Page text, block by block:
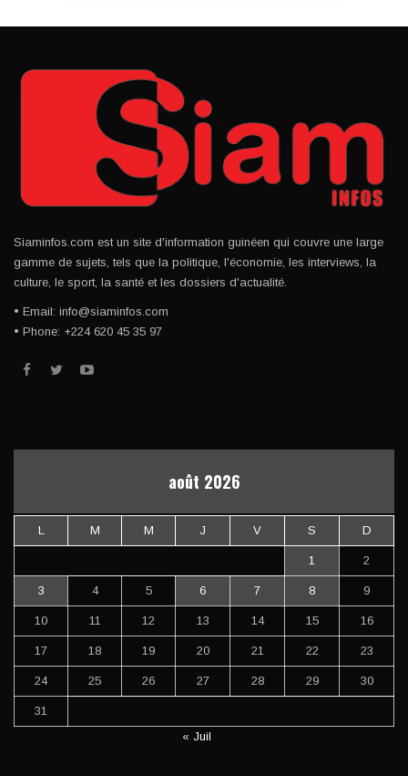
Siaminfos.com est un site d'information guinéen qui couvre une large
gamme de sujets, tels que la politique, l'économie, les interviews, la
culture, le sport, la santé et les dossiers d'actualité.
• Email: info@siaminfos.com
• Phone: +224 620 45 35 97
août 2026
L M M J V S D
1 2
3 4 5 6 7 8 9
10 11 12 13 14 15 16
17 18 19 20 21 22 23
24 25 26 27 28 29 30
31
« Juil